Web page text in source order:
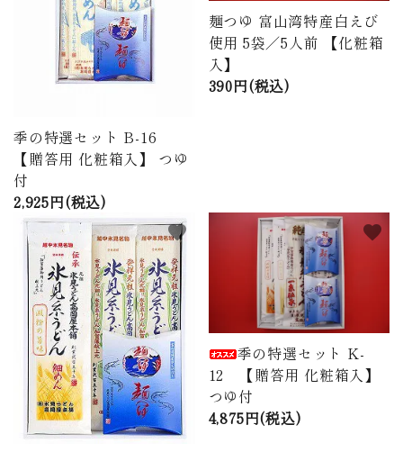
ご利用ガイド
プライバシーポリシー
お問い合わせ
ページ一覧
季の特選セット B-16
【贈答用 化粧箱入】 つゆ
付
2,925円(税込)
麺つゆ 富山湾特産白えび
使用 5袋／5人前 【化粧箱
入】
390円(税込)
favorite
季の特選セット K-
12 【贈答用 化粧箱入】
つゆ付
4,875円(税込)
favorite